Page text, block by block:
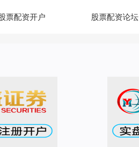
票配资开户 股票配资论坛